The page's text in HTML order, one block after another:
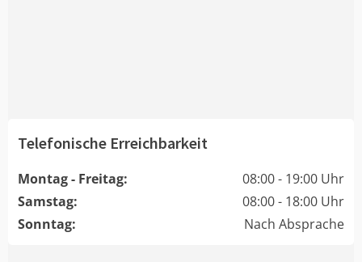
Telefonische Erreichbarkeit
Montag - Freitag:
08:00 - 19:00 Uhr
Samstag:
08:00 - 18:00 Uhr
Sonntag:
Nach Absprache